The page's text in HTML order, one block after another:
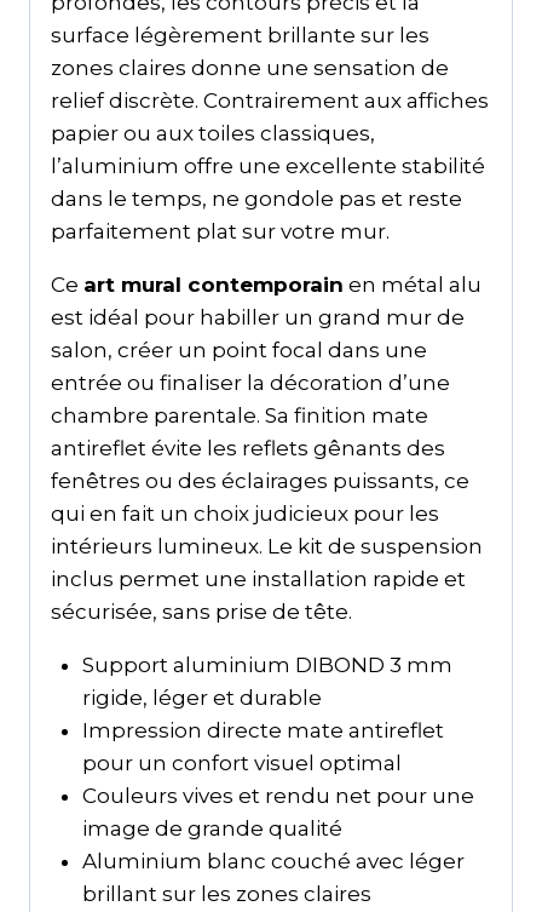
surface légèrement brillante sur les
zones claires donne une sensation de
relief discrète. Contrairement aux affiches
papier ou aux toiles classiques,
l’aluminium offre une excellente stabilité
dans le temps, ne gondole pas et reste
parfaitement plat sur votre mur.
Ce art mural contemporain en métal alu
est idéal pour habiller un grand mur de
salon, créer un point focal dans une
entrée ou finaliser la décoration d’une
chambre parentale. Sa finition mate
antireflet évite les reflets gênants des
fenêtres ou des éclairages puissants, ce
qui en fait un choix judicieux pour les
intérieurs lumineux. Le kit de suspension
inclus permet une installation rapide et
sécurisée, sans prise de tête.
Support aluminium DIBOND 3 mm
rigide, léger et durable
Impression directe mate antireflet
pour un confort visuel optimal
Couleurs vives et rendu net pour une
image de grande qualité
Aluminium blanc couché avec léger
brillant sur les zones claires